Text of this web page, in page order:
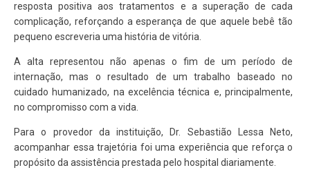
resposta positiva aos tratamentos e a superação de cada
complicação, reforçando a esperança de que aquele bebê tão
pequeno escreveria uma história de vitória.
A alta representou não apenas o fim de um período de
internação, mas o resultado de um trabalho baseado no
cuidado humanizado, na excelência técnica e, principalmente,
no compromisso com a vida.
Para o provedor da instituição, Dr. Sebastião Lessa Neto,
acompanhar essa trajetória foi uma experiência que reforça o
propósito da assistência prestada pelo hospital diariamente.